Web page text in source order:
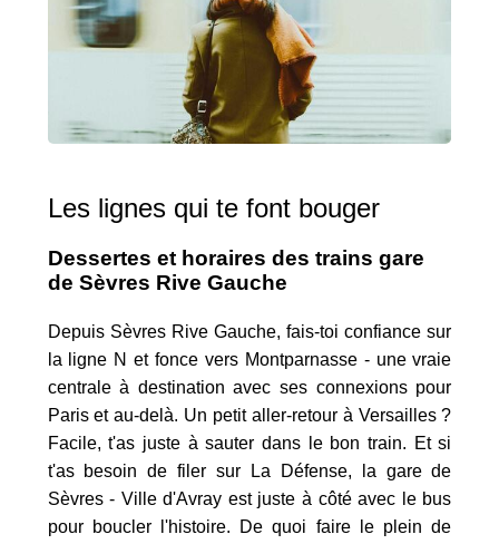
Les lignes qui te font bouger
Dessertes et horaires des trains gare
de Sèvres Rive Gauche
Depuis Sèvres Rive Gauche, fais-toi confiance sur
la ligne N et fonce vers Montparnasse - une vraie
centrale à destination avec ses connexions pour
Paris et au-delà. Un petit aller-retour à Versailles ?
Facile, t'as juste à sauter dans le bon train. Et si
t'as besoin de filer sur La Défense, la gare de
Sèvres - Ville d'Avray est juste à côté avec le bus
pour boucler l'histoire. De quoi faire le plein de